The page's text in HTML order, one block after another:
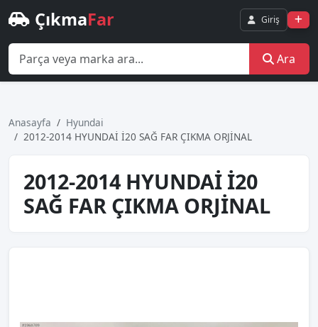
ÇıkmaFar Giriş
Ara
Anasayfa
Hyundai
2012-2014 HYUNDAİ İ20 SAĞ FAR ÇIKMA ORJİNAL
2012-2014 HYUNDAİ İ20
SAĞ FAR ÇIKMA ORJİNAL